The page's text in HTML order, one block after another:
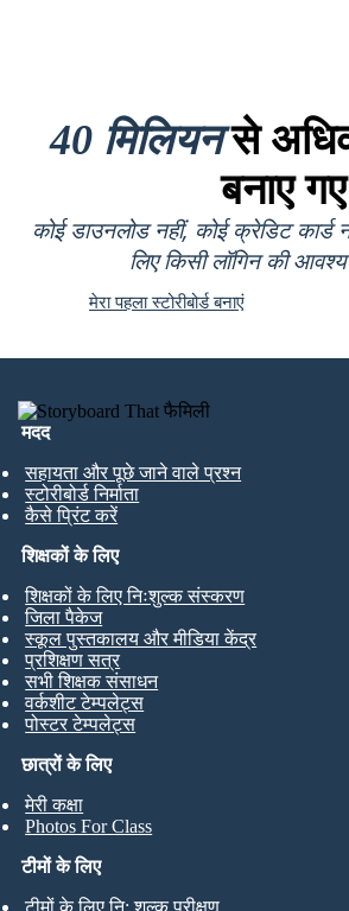
40 मिलियनसे अधिक
बनाए गए
कोई डाउनलोड नहीं, कोई क्रेडिट
लिए किसी लॉगिन की
मेरा पहला स्टोरीबोर्ड बनाएं
मदद
सहायता और पूछे जाने वाले प्रश्न
स्टोरीबोर्ड निर्माता
कैसे प्रिंट करें
छात्रों के लिए
मेरी कक्षा
Photos For Class
शिक्षकों के लिए
शिक्षकों के लिए निःशुल्क संस्करण
जिला पैकेज
स्कूल पुस्तकालय और मीडिया केंद्र
प्रशिक्षण सत्र
सभी शिक्षक संसाधन
वर्कशीट टेम्पलेट्स
पोस्टर टेम्पलेट्स
टीमों के लिए
टीमों के लिए नि: शुल्क परीक्षण